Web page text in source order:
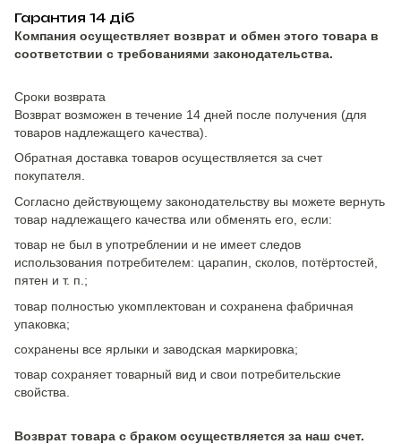
Гарантия 14 діб
Компания осуществляет возврат и обмен этого товара в
соответствии с требованиями законодательства.
Сроки возврата
Возврат возможен в течение 14 дней после получения (для
товаров надлежащего качества).
Обратная доставка товаров осуществляется за счет
покупателя.
Согласно действующему законодательству вы можете вернуть
товар надлежащего качества или обменять его, если:
товар не был в употреблении и не имеет следов
использования потребителем: царапин, сколов, потёртостей,
пятен и т. п.;
товар полностью укомплектован и сохранена фабричная
упаковка;
сохранены все ярлыки и заводская маркировка;
товар сохраняет товарный вид и свои потребительские
свойства.
Возврат товара с браком осуществляется за наш счет.